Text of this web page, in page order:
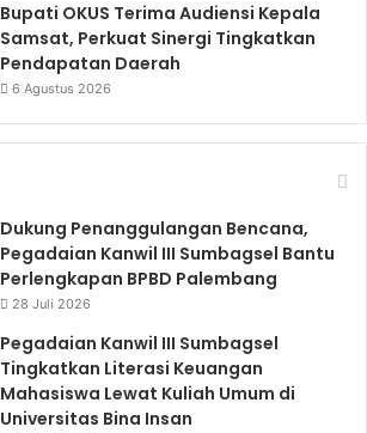
Bupati OKUS Terima Audiensi Kepala
Samsat, Perkuat Sinergi Tingkatkan
Pendapatan Daerah
6 Agustus 2026
Dukung Penanggulangan Bencana,
Pegadaian Kanwil III Sumbagsel Bantu
Perlengkapan BPBD Palembang
28 Juli 2026
Pegadaian Kanwil III Sumbagsel
Tingkatkan Literasi Keuangan
Mahasiswa Lewat Kuliah Umum di
Universitas Bina Insan